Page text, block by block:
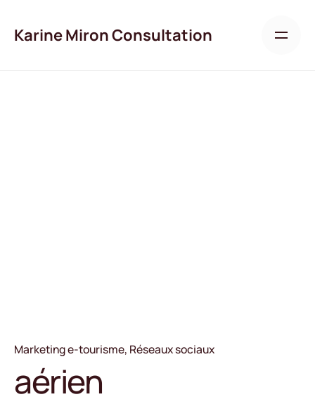
content
Karine Miron Consultation
Marketing e-tourisme Réseaux sociaux
aérien